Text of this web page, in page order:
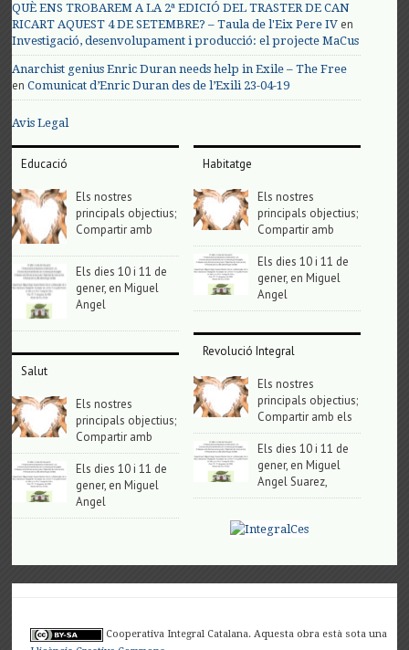
QUÈ ENS TROBAREM A LA 2ª EDICIÓ DEL TRASTER DE CAN
RICART AQUEST 4 DE SETEMBRE? – Taula de l'Eix Pere IV en
Investigació, desenvolupament i producció: el projecte MaCus
Anarchist genius Enric Duran needs help in Exile – The Free
enComunicat d’Enric Duran des de l’Exili 23-04-19
Avis Legal
Educació
Els nostres
principals objectius;
Compartir amb
Els dies 10 i 11 de
gener, en Miguel
Angel
Salut
Els nostres
principals objectius;
Compartir amb
Els dies 10 i 11 de
gener, en Miguel
Angel
Habitatge
Els nostres
principals objectius;
Compartir amb
Els dies 10 i 11 de
gener, en Miguel
Angel
Revolució Integral
Els nostres
principals objectius;
Compartir amb els
Els dies 10 i 11 de
gener, en Miguel
Angel Suarez,
Cooperativa Integral Catalana. Aquesta obra està sota una